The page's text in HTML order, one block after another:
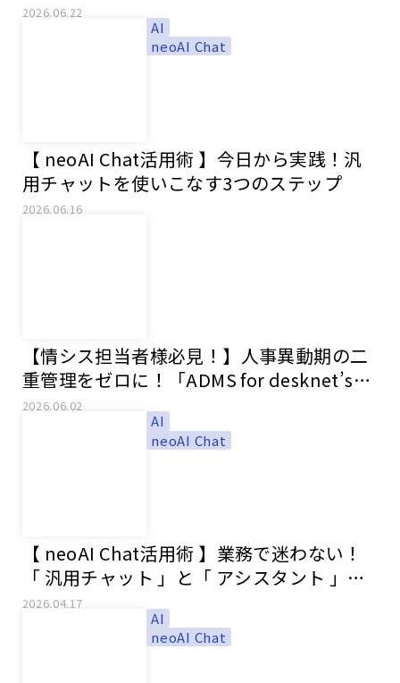
2026.06.22
AI
neoAI Chat
【 neoAI Chat活用術 】今日から実践！汎
用チャットを使いこなす3つのステップ
2026.06.16
【情シス担当者様必見！】人事異動期の二
重管理をゼロに！「ADMS for desknet’s」
で実現するスマートなアカウント管理
2026.06.02
AI
neoAI Chat
【 neoAI Chat活用術 】業務で迷わない！
「 汎用チャット 」と「 アシスタント 」の
使い分け
2026.04.17
AI
neoAI Chat